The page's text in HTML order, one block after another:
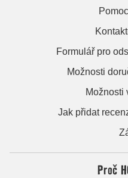
Formulář pro
Možnosti
Možnosti
Jak přidat
Proč